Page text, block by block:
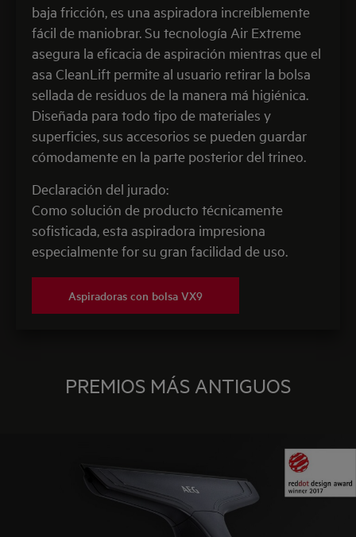
baja fricción, es una aspiradora increíblemente
fácil de maniobrar. Su tecnología Air Extreme
asegura la eficacia de aspiración mientras que el
asa CleanLift permite al usuario retirar la bolsa
sellada de residuos de la manera má higiénica.
Diseñada para todo tipo de materiales y
superficies, sus accesorios se pueden guardar
cómodamente en la parte posterior del trineo.
Declaración del jurado:
Como solución de producto técnicamente
sofisticada, esta aspiradora impresiona
especialmente for su gran facilidad de uso.
Aspiradoras con bolsa VX9
PREMIOS MÁS ANTIGUOS